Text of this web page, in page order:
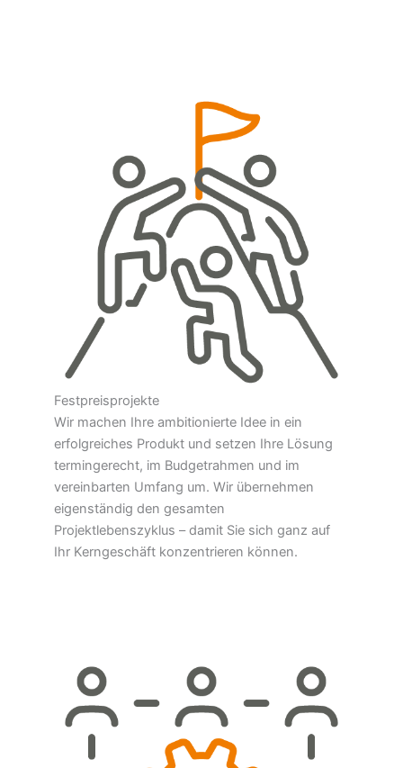
Festpreisprojekte
Wir machen Ihre ambitionierte Idee in ein
erfolgreiches Produkt und setzen Ihre Lösung
termingerecht, im Budgetrahmen und im
vereinbarten Umfang um. Wir übernehmen
eigenständig den gesamten
Projektlebenszyklus – damit Sie sich ganz auf
Ihr Kerngeschäft konzentrieren können.